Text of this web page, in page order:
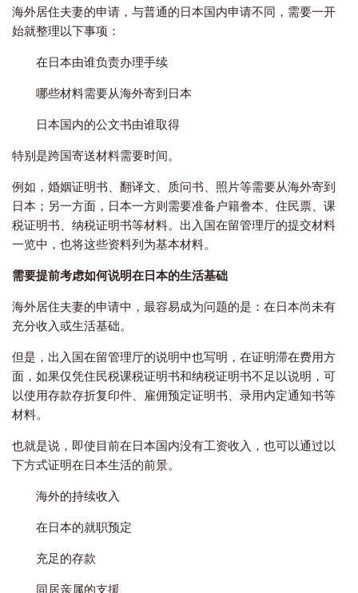
海外居住夫妻的申请，与普通的日本国内申请不同，需要一开
始就整理以下事项：
在日本由谁负责办理手续
哪些材料需要从海外寄到日本
日本国内的公文书由谁取得
特别是跨国寄送材料需要时间。
例如，婚姻证明书、翻译文、质问书、照片等需要从海外寄到
日本；另一方面，日本一方则需要准备户籍誊本、住民票、课
税证明书、纳税证明书等材料。出入国在留管理厅的提交材料
一览中，也将这些资料列为基本材料。
需要提前考虑如何说明在日本的生活基础
海外居住夫妻的申请中，最容易成为问题的是：在日本尚未有
充分收入或生活基础。
但是，出入国在留管理厅的说明中也写明，在证明滞在费用方
面，如果仅凭住民税课税证明书和纳税证明书不足以说明，可
以使用存款存折复印件、雇佣预定证明书、录用内定通知书等
材料。
也就是说，即使目前在日本国内没有工资收入，也可以通过以
下方式证明在日本生活的前景。
海外的持续收入
在日本的就职预定
充足的存款
同居亲属的支援